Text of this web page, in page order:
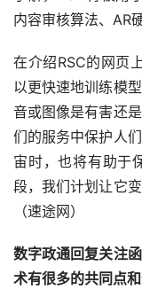
内容审核算法、AR
在介绍RSC的网页
以更快速地训练模
音或图像是有害还
们的服务中保护人
宙时，也将有助于
段，我们计划让它
（速途网）
数字政通回复关注
术有很多的共同点